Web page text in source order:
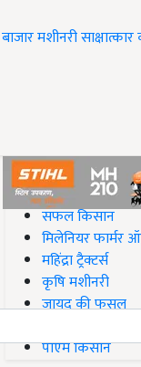
बाजारमशीनरीसाक्षात्कार
#Top on Krishi Jagran
सफल किसान
मिलेनियर फार्मर
महिंद्रा ट्रैक्टर्स
कृषि मशीनरी
जायद की फसल
पीएम किसान